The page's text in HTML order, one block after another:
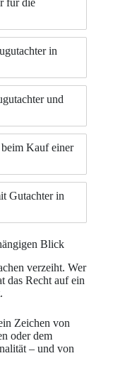
für die
in
und
Kauf einer
Gutachter in
Blick
verzeiht. Wer
das Recht auf ein
Zeichen von
oder dem
– und von